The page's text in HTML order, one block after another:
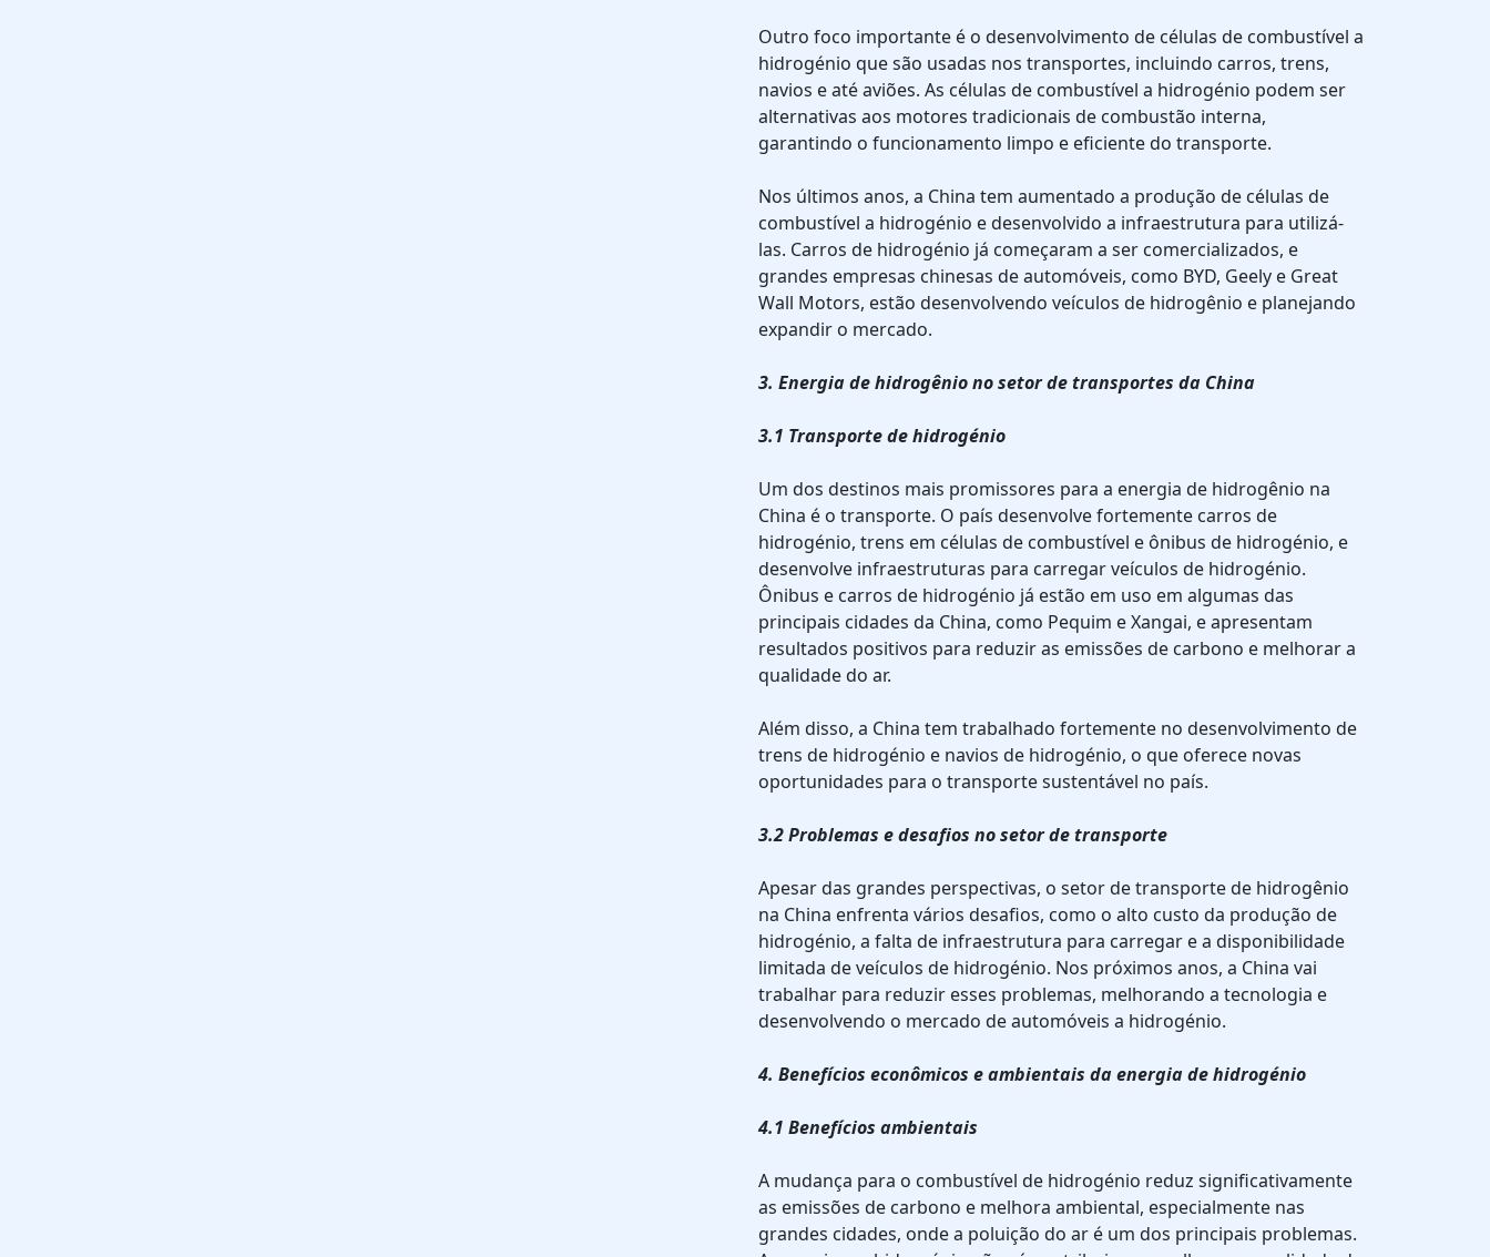
Outro foco importante é o desenvolvimento de células de combustível a
hidrogénio que são usadas nos transportes, incluindo carros, trens,
navios e até aviões. As células de combustível a hidrogénio podem ser
alternativas aos motores tradicionais de combustão interna,
garantindo o funcionamento limpo e eficiente do transporte.
Nos últimos anos, a China tem aumentado a produção de células de
combustível a hidrogénio e desenvolvido a infraestrutura para utilizá-
las. Carros de hidrogénio já começaram a ser comercializados, e
grandes empresas chinesas de automóveis, como BYD, Geely e Great
Wall Motors, estão desenvolvendo veículos de hidrogênio e planejando
expandir o mercado.
3. Energia de hidrogênio no setor de transportes da China
3.1 Transporte de hidrogénio
Um dos destinos mais promissores para a energia de hidrogênio na
China é o transporte. O país desenvolve fortemente carros de
hidrogénio, trens em células de combustível e ônibus de hidrogénio, e
desenvolve infraestruturas para carregar veículos de hidrogénio.
Ônibus e carros de hidrogénio já estão em uso em algumas das
principais cidades da China, como Pequim e Xangai, e apresentam
resultados positivos para reduzir as emissões de carbono e melhorar a
qualidade do ar.
Além disso, a China tem trabalhado fortemente no desenvolvimento de
trens de hidrogénio e navios de hidrogénio, o que oferece novas
oportunidades para o transporte sustentável no país.
3.2 Problemas e desafios no setor de transporte
Apesar das grandes perspectivas, o setor de transporte de hidrogênio
na China enfrenta vários desafios, como o alto custo da produção de
hidrogénio, a falta de infraestrutura para carregar e a disponibilidade
limitada de veículos de hidrogénio. Nos próximos anos, a China vai
trabalhar para reduzir esses problemas, melhorando a tecnologia e
desenvolvendo o mercado de automóveis a hidrogénio.
4. Benefícios econômicos e ambientais da energia de hidrogénio
4.1 Benefícios ambientais
A mudança para o combustível de hidrogénio reduz significativamente
as emissões de carbono e melhora ambiental, especialmente nas
grandes cidades, onde a poluição do ar é um dos principais problemas.